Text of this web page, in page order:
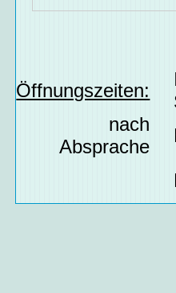
Öffnungszeiten:
nach
Absprache